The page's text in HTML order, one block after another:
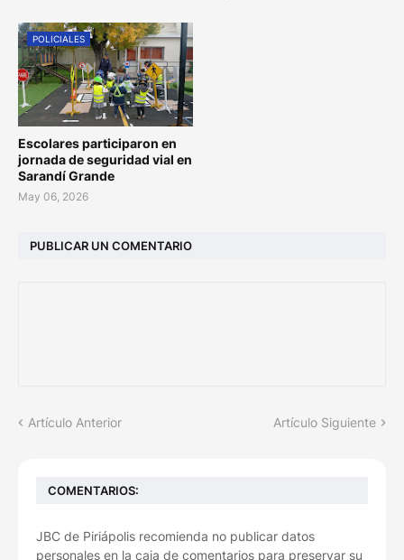
POLICIALES
Escolares participaron en
jornada de seguridad vial en
Sarandí Grande
May 06, 2026
PUBLICAR UN COMENTARIO
Artículo Anterior Artículo Siguiente
COMENTARIOS:
JBC de Piriápolis recomienda no publicar datos
personales en la caja de comentarios para preservar su